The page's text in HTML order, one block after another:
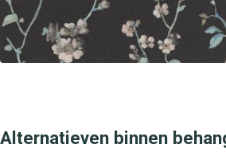
Alternatieven binnen